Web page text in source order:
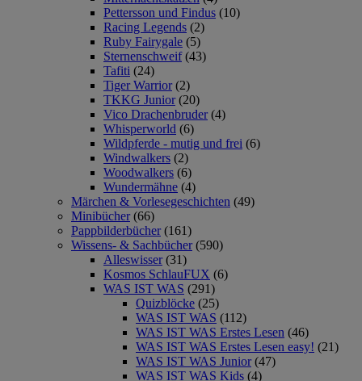
Pettersson und Findus (10)
Racing Legends (2)
Ruby Fairygale (5)
Sternenschweif (43)
Tafiti (24)
Tiger Warrior (2)
TKKG Junior (20)
Vico Drachenbruder (4)
Whisperworld (6)
Wildpferde - mutig und frei (6)
Windwalkers (2)
Woodwalkers (6)
Wundermähne (4)
Märchen & Vorlesegeschichten (49)
Minibücher (66)
Pappbilderbücher (161)
Wissens- & Sachbücher (590)
Alleswisser (31)
Kosmos SchlauFUX (6)
WAS IST WAS (291)
Quizblöcke (25)
WAS IST WAS (112)
WAS IST WAS Erstes Lesen (46)
WAS IST WAS Erstes Lesen easy! (21)
WAS IST WAS Junior (47)
WAS IST WAS Kids (4)